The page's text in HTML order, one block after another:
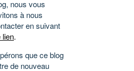
nous vous
à nous
en suivant
lien.
que ce blog
de nouveau